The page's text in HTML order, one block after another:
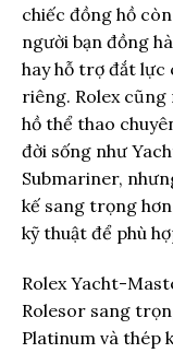
chiếc đồng hồ
người bạn đồng
hay hỗ trợ đắt
riêng. Rolex
hồ thể thao
đời sống như
Submariner,
kế sang trọng
kỹ thuật để phù
Rolex Yacht-
Rolesor sang
Platinum và thép